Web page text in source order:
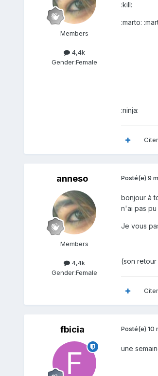
Members
4,4k
Gender:Female
:kill:
:marto:
:ninja:
Citer
anneso
Members
4,4k
Gender:Female
Posté(e) 9
bonjour à
n'ai pas
Je vous
(son
Citer
fbicia Posté(e) 10
une